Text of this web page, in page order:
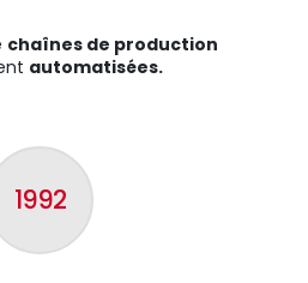
chaînes de production
automatisées.
1992